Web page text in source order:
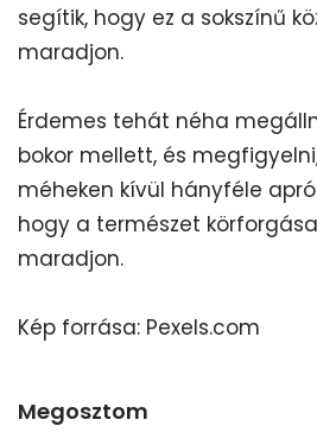
segítik, hogy ez a sokszínű
maradjon.
Érdemes tehát néha
bokor mellett, és
méheken kívül hányféle
hogy a természet
maradjon.
Kép forrása: Pexels.com
Megosztom